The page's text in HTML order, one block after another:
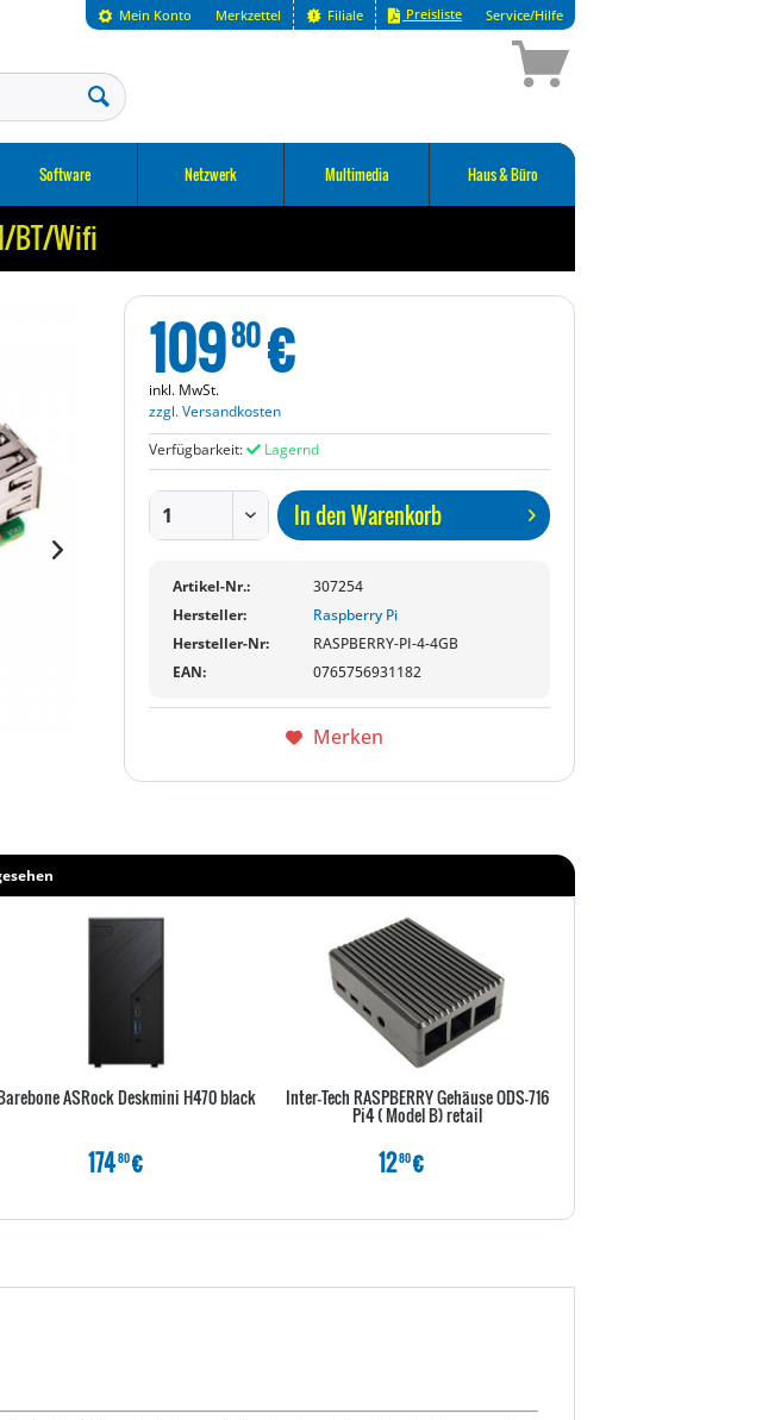
Mein Konto Merkzettel Filiale Preisliste Service/Hilfe
Software Netzwerk Multimedia Haus & Büro
BT/Wifi
10980€
inkl. MwSt.
zzgl. Versandkosten
Verfügbarkeit:
Lagernd
In denWarenkorb
Artikel-Nr.:
307254
Hersteller:
Raspberry Pi
Hersteller-Nr:
RASPBERRY-PI-4-4GB
EAN:
0765756931182
Merken
ASRock Deskmini H470 black
17480€
Inter-Tech RASPBERRY Gehäuse ODS-716
Pi4 ( Model B) retail
1280€